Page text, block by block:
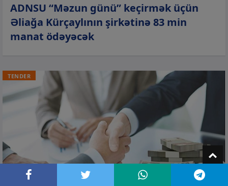
ADNSU “Məzun günü” keçirmək üçün
Əliağa Kürçaylının şirkətinə 83 min
manat ödəyəcək
TENDER